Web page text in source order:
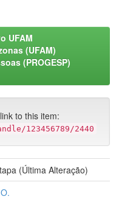
UFAM
(UFAM)
(PROGESP)
to this item:
123456789/2440
(Última Alteração)